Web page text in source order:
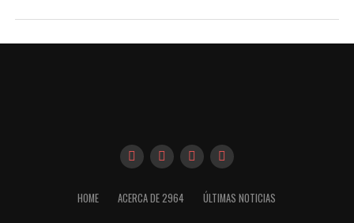
HOME ACERCA DE 2964 ÚLTIMAS NOTICIAS